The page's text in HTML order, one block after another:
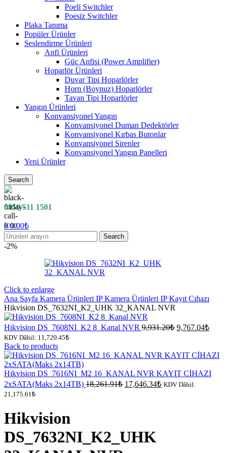
Poeli Switchler
Poesiz Switchler
Plaka Tanıma
Popüler Ürünler
Seslendirme Ürünleri
Anfi Ürünleri
Güç Anfisi (Power Amplifier)
Hoparlör Ürünleri
Duvar Tipi Hoparlörler
Horn (Boynuz) Hoparlörler
Tavan Tipi Hoparlörler
Yangın Ürünleri
Konvansiyonel Yangın
Konvansiyonel Duman Dedektörler
Konvansiyonel Kırbas Butonlar
Konvansiyonel Sirenler
Konvansiyonel Yangın Panelleri
Yeni Ürünler
Search
0850 511 1501
00.00₺
Search
-2%
Click to enlarge
Ana Sayfa Kamera Ürünleri IP Kamera Ürünleri IP Kayıt Cıhazı
Hikvision DS_7632NI_K2_UHK 32_KANAL NVR
Hikvision DS_7608NI_K2 8_Kanal NVR 9,931.20₺ Orijinal
9,767.04₺Şu
KDV Dâhil: 11,720.45₺
Back to products
Hikvision DS_7616NI_M2 16_KANAL NVR KAYIT CİHAZI
2xSATA(Maks 2x14TB) 18,261.91₺ Orijinal
17,646.34₺Şu
KDV Dâhil:
21,175.61₺
Hikvision
DS_7632NI_K2_UHK